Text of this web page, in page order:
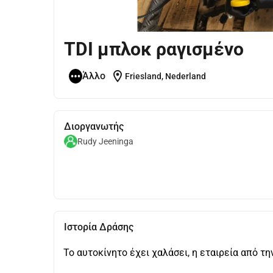
TDI μπλοκ ραγισμένο
Άλλο location_on Friesland, Nederland
Διοργανωτής
Rudy Jeeninga
Ιστορία Δράσης
Το αυτοκίνητο έχει χαλάσει, η εταιρεία από